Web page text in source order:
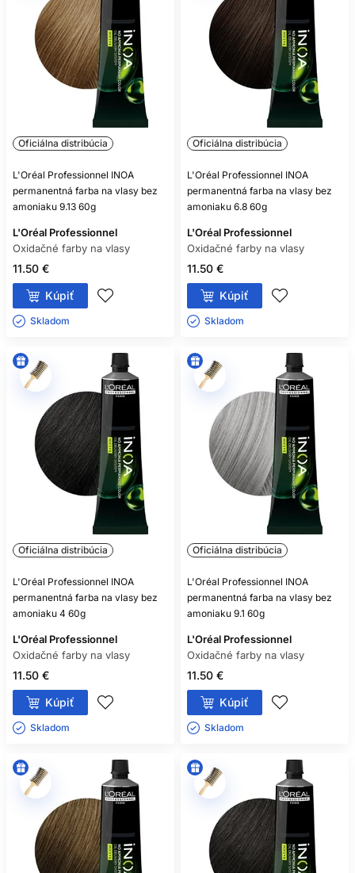
POTREBUJE KAŽDÁ OXIDAČNÁ
FARBA VYVÍJAČ?
Takmer všetky áno, ale vždy sa riaďte označením
konkrétneho produktu.
MÔŽEM ZMIEŠAŤ FARBU A
OXIDANT RÔZNYCH ZNAČIEK?
kompatibilný systém jednej rady.
ZOSVETLÍ SVETLÁ FARBA TMAVÉ
FARBENÉ VLASY?
Spravidla nie spoľahlivo, pretože oxidačná farba bežne
nezosvetľuje už vytvorený umelý pigment.
JE BEZAMONIAKOVÁ FARBA
NEALERGÉNNA?
Nie. Aj bezamoniaková oxidačná farba môže obsahovať
alergizujúce farbiace látky.
Oficiálna distribúcia
L'Oréal Professionnel INOA
permanentná farba na vlasy bez
amoniaku 9.13 60g
L'Oréal Professionnel
Oxidačné farby na vlasy
11.50 €
Kúpiť
Skladom ㅤ
Oficiálna distribúcia
L'Oréal Professionnel INOA
permanentná farba na vlasy bez
amoniaku 6.8 60g
L'Oréal Professionnel
Oxidačné farby na vlasy
11.50 €
Kúpiť
Skladom ㅤ
Oficiálna distribúcia
L'Oréal Professionnel INOA
permanentná farba na vlasy bez
amoniaku 4 60g
L'Oréal Professionnel
Oxidačné farby na vlasy
11.50 €
Kúpiť
Skladom ㅤ
Oficiálna distribúcia
L'Oréal Professionnel INOA
permanentná farba na vlasy bez
amoniaku 9.1 60g
L'Oréal Professionnel
Oxidačné farby na vlasy
11.50 €
Kúpiť
Skladom ㅤ